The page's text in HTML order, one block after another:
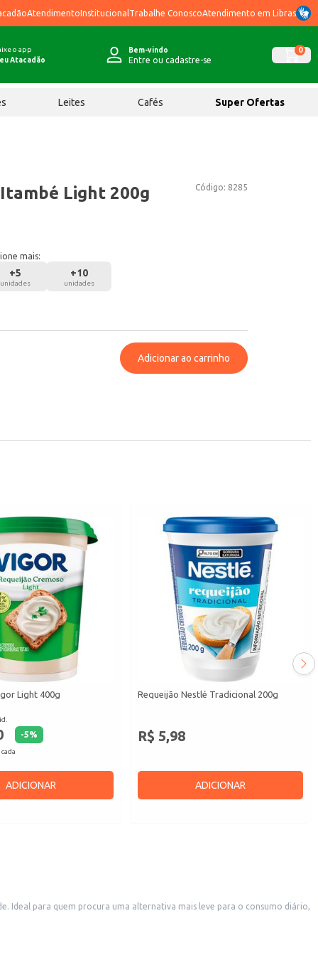
AtendimentoInstitucional Trabalhe ConoscoAtendimento em Libras
o app
Atacadão
Bem-vindo
Entre ou cadastre-se
0
Leites Cafés Super Ofertas
Código: 8285
Light 200g
mais:
+5
unidades
+10
unidades
Adicionar ao carrinho
Light 400g
-5%
ADICIONAR
Requeijão Nestlé Tradicional 200g
R$ 5,98
ADICIONAR
Ideal para quem procura uma alternativa mais leve para o consumo diário,